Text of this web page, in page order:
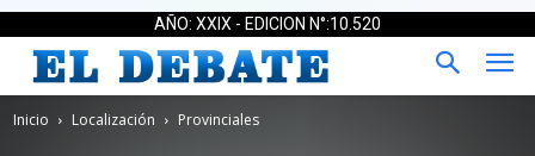
AÑO: XXIX - EDICION N°:10.520
Inicio Localización Provinciales